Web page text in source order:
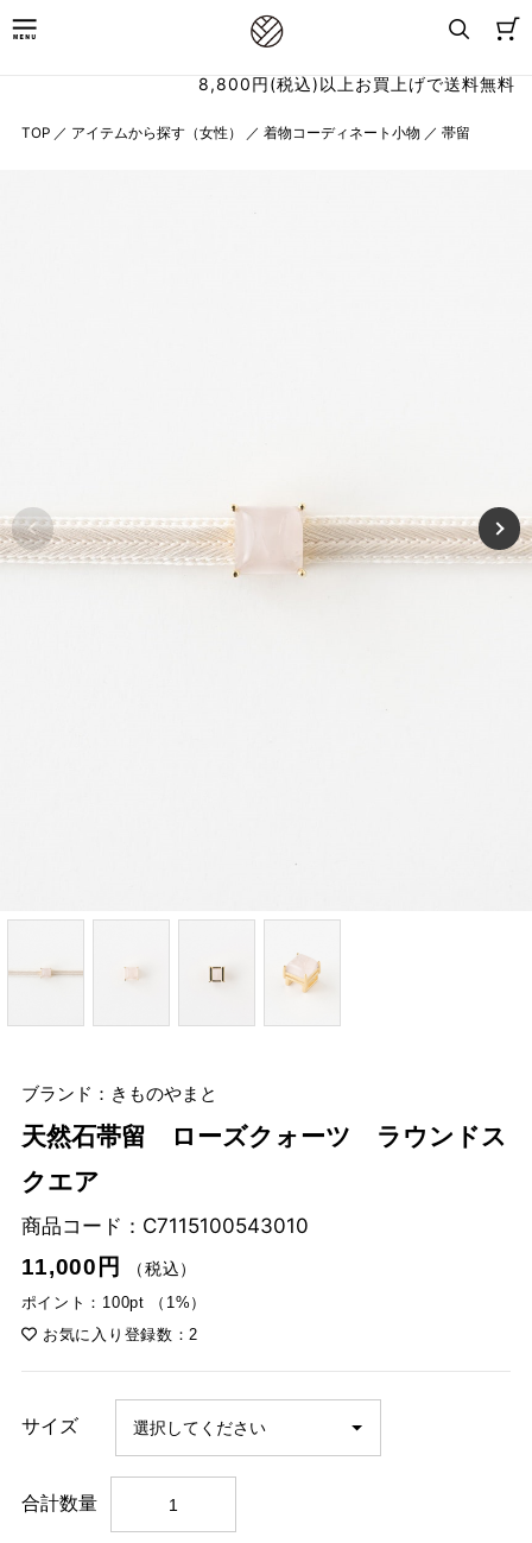
8,800円(税込)以上お買上げで送料無料
TOP ／ アイテムから探す（女性） ／ 着物コーディネート小物 ／ 帯留
ブランド：きものやまと
天然石帯留 ローズクォーツ ラウンドス
クエア
商品コード： C7115100543010
11,000円
（税込）
ポイント：100pt （1%）
お気に入り登録数：2
サイズ
合計数量